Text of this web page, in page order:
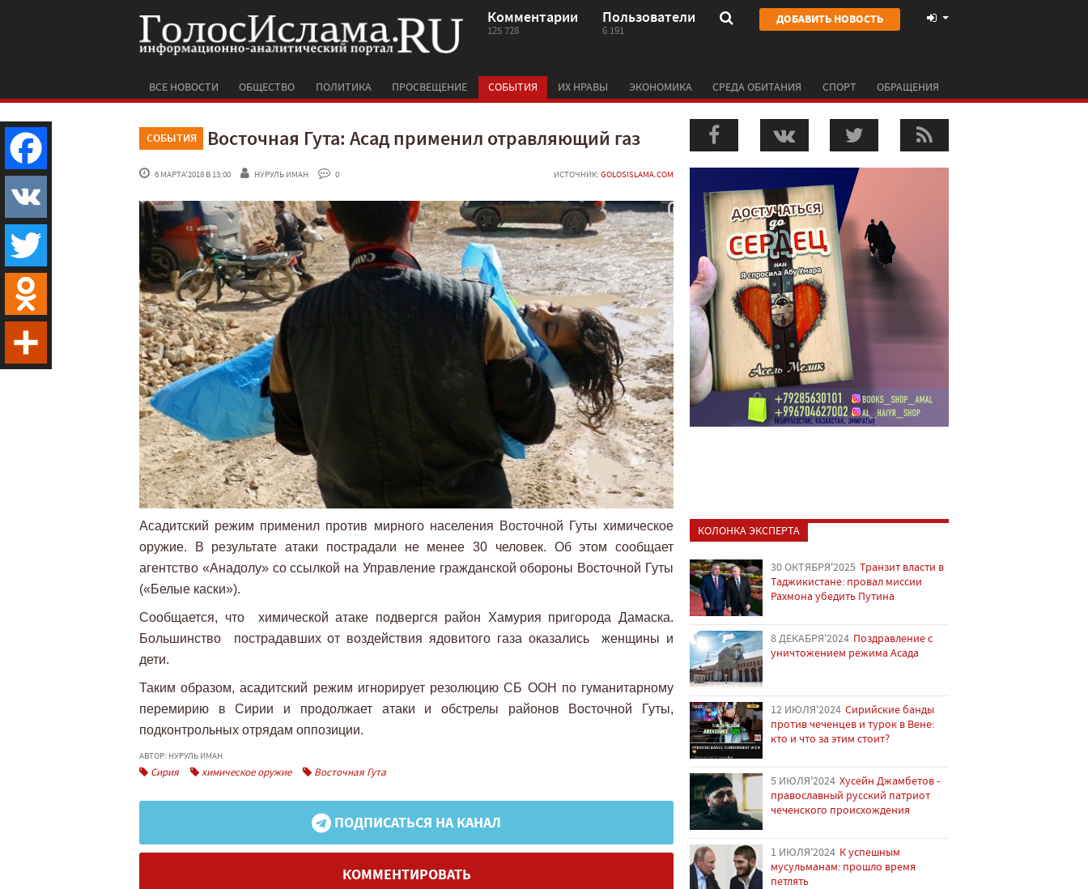
Комментарии
125 728
Пользователи
6 191
ДОБАВИТЬ НОВОСТЬ
ВСЕ НОВОСТИ ОБЩЕСТВО ПОЛИТИКА ПРОСВЕЩЕНИЕ СОБЫТИЯ ИХ НРАВЫ ЭКОНОМИКА СРЕДА ОБИТАНИЯ СПОРТ ОБРАЩЕНИЯ
СОБЫТИЯ Восточная Гута: Асад применил отравляющий газ
6 МАРТА'2018 В 13:00 НУРУЛЬ ИМАН 0 ИСТОЧНИК: GOLOSISLAMA.COM
Асадитский режим применил против мирного населения Восточной Гуты химическое
оружие. В результате атаки пострадали не менее 30 человек. Об этом сообщает
агентство «Анадолу» со ссылкой на Управление гражданской обороны Восточной Гуты
(«Белые каски»).
Сообщается, что химической атаке подвергся район Хамурия пригорода Дамаска.
Большинство пострадавших от воздействия ядовитого газа оказались женщины и
дети.
Таким образом, асадитский режим игнорирует резолюцию СБ ООН по гуманитарному
перемирию в Сирии и продолжает атаки и обстрелы районов Восточной Гуты,
подконтрольных отрядам оппозиции.
АВТОР: НУРУЛЬ ИМАН
Сирия химическое оружие Восточная Гута
ПОДПИСАТЬСЯ НА КАНАЛ
КОММЕНТИРОВАТЬ
КОЛОНКА ЭКСПЕРТА
30 ОКТЯБРЯ'2025 Транзит власти в
Таджикистане: провал миссии
Рахмона убедить Путина
8 ДЕКАБРЯ'2024 Поздравление с
уничтожением режима Асада
12 ИЮЛЯ'2024 Сирийские банды
против чеченцев и турок в Вене:
кто и что за этим стоит?
5 ИЮЛЯ'2024 Хусейн Джамбетов -
православный русский патриот
чеченского происхождения
1 ИЮЛЯ'2024 К успешным
мусульманам: прошло время
петлять
Facebook
VK
Twitter
Odnoklassniki